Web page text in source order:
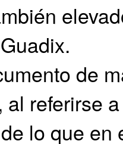
de
al referirse
lo que en